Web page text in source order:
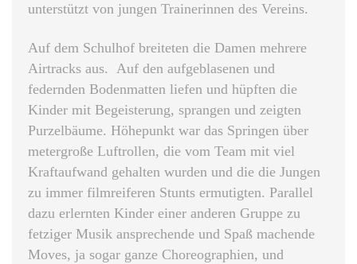
unterstützt von jungen Trainerinnen des Vereins.
Auf dem Schulhof breiteten die Damen mehrere
Airtracks aus. Auf den aufgeblasenen und
federnden Bodenmatten liefen und hüpften die
Kinder mit Begeisterung, sprangen und zeigten
Purzelbäume. Höhepunkt war das Springen über
metergroße Luftrollen, die vom Team mit viel
Kraftaufwand gehalten wurden und die die Jungen
zu immer filmreiferen Stunts ermutigten. Parallel
dazu erlernten Kinder einer anderen Gruppe zu
fetziger Musik ansprechende und Spaß machende
Moves, ja sogar ganze Choreographien, und